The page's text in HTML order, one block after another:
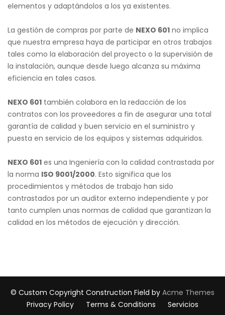
elementos y adaptándolos a los ya existentes.
La gestión de compras por parte de NEXO 601 no implica
que nuestra empresa haya de participar en otros trabajos
tales como la elaboración del proyecto o la supervisión de
la instalación, aunque desde luego alcanza su máxima
eficiencia en tales casos.
NEXO 601 también colabora en la redacción de los
contratos con los proveedores a fin de asegurar una total
garantía de calidad y buen servicio en el suministro y
puesta en servicio de los equipos y sistemas adquiridos.
NEXO 601 es una Ingeniería con la calidad contrastada por
la norma ISO 9001/2000. Esto significa que los
procedimientos y métodos de trabajo han sido
contrastados por un auditor externo independiente y por
tanto cumplen unas normas de calidad que garantizan la
calidad en los métodos de ejecución y dirección.
© Custom Copyright Construction Field by Acme Themes
Privacy Policy
Terms & Conditions Servicios